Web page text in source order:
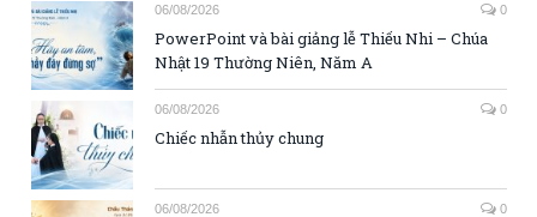
06/08/2026 0
PowerPoint và bài giảng lễ Thiếu Nhi – Chúa
Nhật 19 Thường Niên, Năm A
06/08/2026 0
Chiếc nhẫn thủy chung
06/08/2026 0